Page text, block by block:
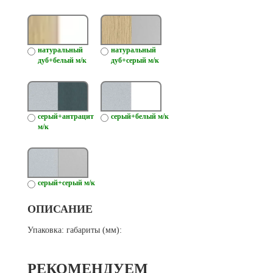
натуральный
дуб+белый м/к
натуральный
дуб+серый м/к
серый+антрацит
м/к
серый+белый м/к
серый+серый м/к
ОПИСАНИЕ
Упаковка: габариты (мм):
РЕКОМЕНДУЕМ